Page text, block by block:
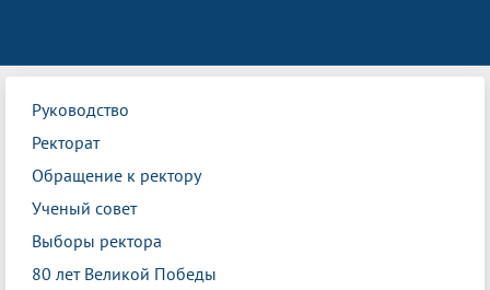
Руководство
Ректорат
Обращение к ректору
Ученый совет
Выборы ректора
80 лет Великой Победы